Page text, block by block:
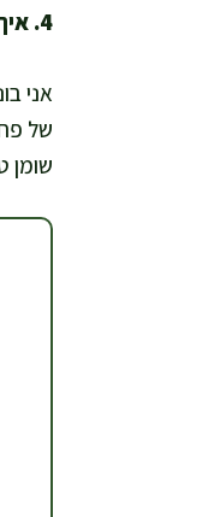
4. איך הופכים את הסשימי לארוחה משפחתית מאוזנת ומשביעה?
אני
של
שומן